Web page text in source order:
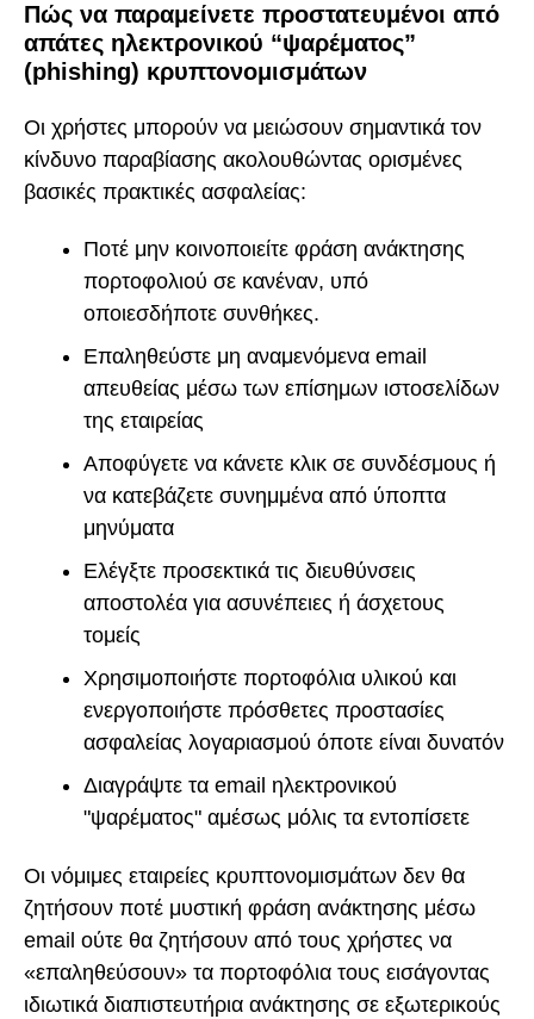
Πώς να παραμείνετε προστατευμένοι από
απάτες ηλεκτρονικού “ψαρέματος”
(phishing) κρυπτονομισμάτων
Οι χρήστες μπορούν να μειώσουν σημαντικά τον
κίνδυνο παραβίασης ακολουθώντας ορισμένες
βασικές πρακτικές ασφαλείας:
Ποτέ μην κοινοποιείτε φράση ανάκτησης
πορτοφολιού σε κανέναν, υπό
οποιεσδήποτε συνθήκες.
Επαληθεύστε μη αναμενόμενα email
απευθείας μέσω των επίσημων ιστοσελίδων
της εταιρείας
Αποφύγετε να κάνετε κλικ σε συνδέσμους ή
να κατεβάζετε συνημμένα από ύποπτα
μηνύματα
Ελέγξτε προσεκτικά τις διευθύνσεις
αποστολέα για ασυνέπειες ή άσχετους
τομείς
Χρησιμοποιήστε πορτοφόλια υλικού και
ενεργοποιήστε πρόσθετες προστασίες
ασφαλείας λογαριασμού όποτε είναι δυνατόν
Διαγράψτε τα email ηλεκτρονικού
"ψαρέματος" αμέσως μόλις τα εντοπίσετε
Οι νόμιμες εταιρείες κρυπτονομισμάτων δεν θα
ζητήσουν ποτέ μυστική φράση ανάκτησης μέσω
email ούτε θα ζητήσουν από τους χρήστες να
«επαληθεύσουν» τα πορτοφόλια τους εισάγοντας
ιδιωτικά διαπιστευτήρια ανάκτησης σε εξωτερικούς